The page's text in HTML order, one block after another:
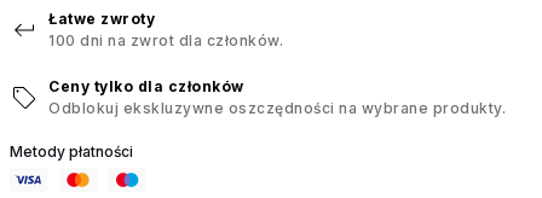
Łatwe zwroty
100 dni na zwrot dla członków.
Ceny tylko dla członków
Odblokuj ekskluzywne oszczędności na wybrane produkty.
Metody płatności